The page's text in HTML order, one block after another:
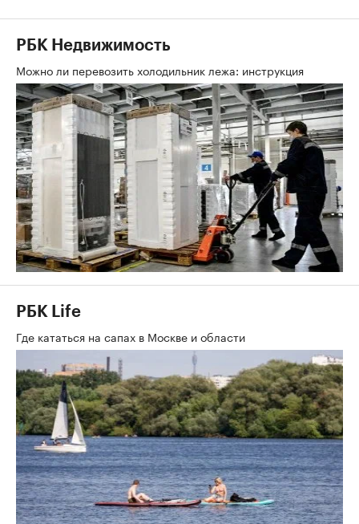
РБК Недвижимость
Можно ли перевозить холодильник лежа: инструкция
РБК Life
Где кататься на сапах в Москве и области